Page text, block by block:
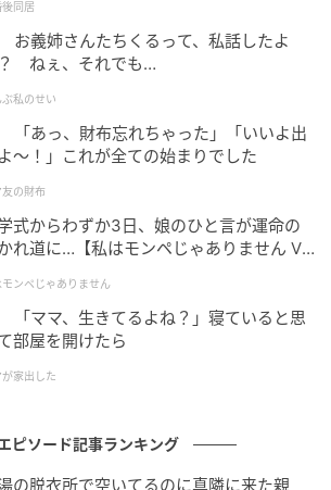
た彼は貯金もなく、外でのデートは
家で過ごすのが常でした。好きだか
が、清潔感や暮らしの習慣のズレに
した。
所に戻す、片づける、入浴後は流し
とっては当たり前のことを、
も溝は埋まりませんでした。
後同居
お義姉さんたちくるって、私話したよ
ねぇ、それでも…
私のせい
「あっ、財布忘れちゃった」「いいよ出
〜！」これが全ての始まりでした
友の財布
式からわずか3日、娘のひと言が運命の
れ道に…【私はモンペじゃありません Vo
モンペじゃありません
「ママ、生きてるよね？」寝ていると思
部屋を開けたら
が家出した
ピソード記事ランキング
の脱衣所で空いてるのに真隣に来た親